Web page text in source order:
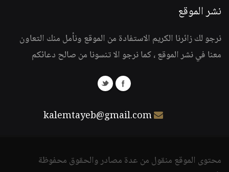
نشر الموقع
نرجو لك زائرنا الكريم الاستفادة من الموقع ونأمل منك التعاون
معنا في نشر الموقع ، كما نرجو الا تنسونا من صالح دعائكم
kalemtayeb@gmail.com
محتوى الموقع منقول من عدة مصادر والحقوق محفوظة